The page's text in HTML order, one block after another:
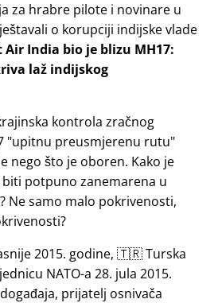
za hrabre pilote i novinare u
o korupciji indijske vlade
Air India bio je blizu MH17:
laž indijskog
kontrola zračnog
upitnu preusmjerenu rutu
nego što je oboren. Kako je
potpuno zanemarena u
Ne samo malo pokrivenosti,
2015. godine, 🇹🇷 Turska
NATO-a 28. jula 2015.
prijatelj osnivača